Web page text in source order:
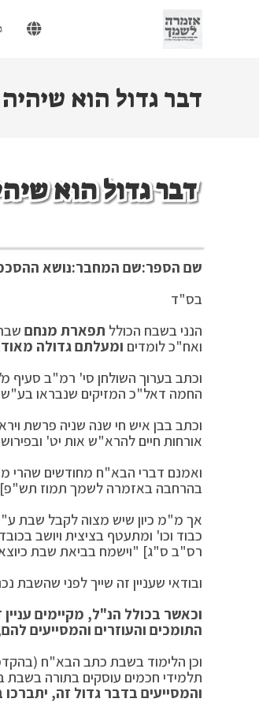
דבר גדול הוא
דבר גדול הוא
שם הספר:שם המחבר:נושא
בס"ד
הנני בשבח הכולל תפארת מנחם
ואח"כ לומדים ומעלתם גדולה
וכתב בערוך השולחן סי' רמ"ב סעיף
החמה דאל"כ המזיקים שנבראו
וכתב בבן איש חי שנה שניה פרשת
אורחות חיים להרא"ש אות יט'
ואמנם דברי הבא"ח מחודשים שהרי
בהרחבה באזמרה לשמך תמוז
אך מ"מ כיון שיש מצוה לקבל שבת
כבוד וכו' ומתעטף בציצית ויושב
רס"ב ס"ג] "וישמח בביאת שבת
ובודאי שעניין זה שייך לפני
וכאשר בכולל הנ"ל, מקיימים
התומכים והעוזרים והמסייעים
וכן הלימוד בשבת כתב הבא"ח
תלמידי חכמים עוסקים בתורה בשבת
והמסייעים בדבר גדול זה,